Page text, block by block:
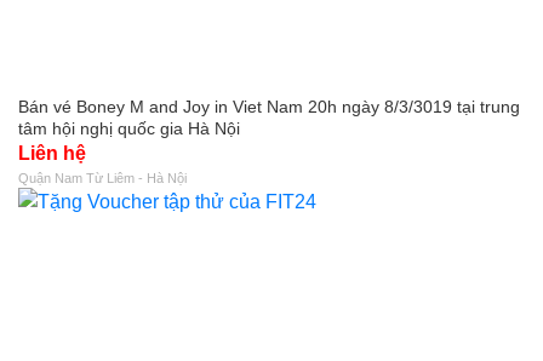
Bán vé Boney M and Joy in Viet Nam 20h ngày 8/3/3019 tại trung
tâm hội nghị quốc gia Hà Nội
Liên hệ
Quận Nam Từ Liêm - Hà Nội